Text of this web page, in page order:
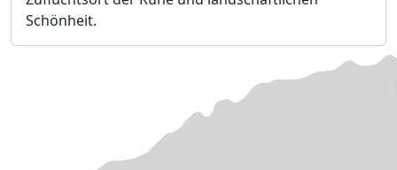
Schönheit.